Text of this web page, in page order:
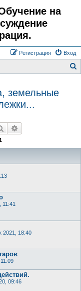
на
Вход
Регистрация
земельные
Поиск
2021, 18:40
09:46